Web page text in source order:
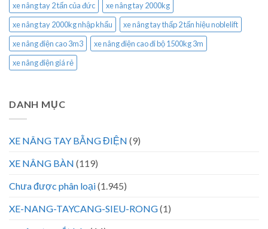
xe nâng tay 2 tấn của đức
xe nâng tay 2000kg
xe nâng tay 2000kg nhập khẩu
xe nâng tay thấp 2 tấn hiệu noblelift
xe nâng điện cao 3m3
xe nâng điện cao đi bộ 1500kg 3m
xe nâng điện giá rẻ
DANH MỤC
XE NÂNG TAY BẰNG ĐIỆN (9)
XE NÂNG BÀN (119)
Chưa được phân loại(1.945)
XE-NANG-TAYCANG-SIEU-RONG(1)